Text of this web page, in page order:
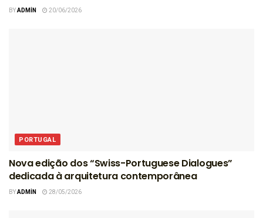
BYADMIN 20/06/2026
PORTUGAL
Nova edição dos “Swiss-Portuguese Dialogues”
dedicada à arquitetura contemporânea
BYADMIN 28/05/2026